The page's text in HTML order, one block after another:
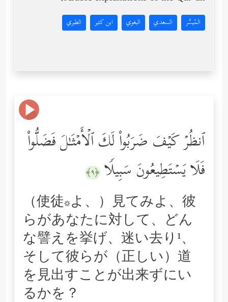
المُيسَّر السعدي البغوي ابن كثير الطبري
ٱنظُرۡ كَیۡفَ ضَرَبُواْ لَكَ ٱلۡأَمۡثَـٰلَ فَضَلُّواْ
فَلَا یَسۡتَطِیعُونَ سَبِیلࣰا ﴿٩﴾
（使徒*よ、）見てみよ、彼
らがあなたに対して、どん
な譬えを挙げ、迷い去り¹、
そして彼らが（正しい）道
を見出すことが出来ずにい
るかを？